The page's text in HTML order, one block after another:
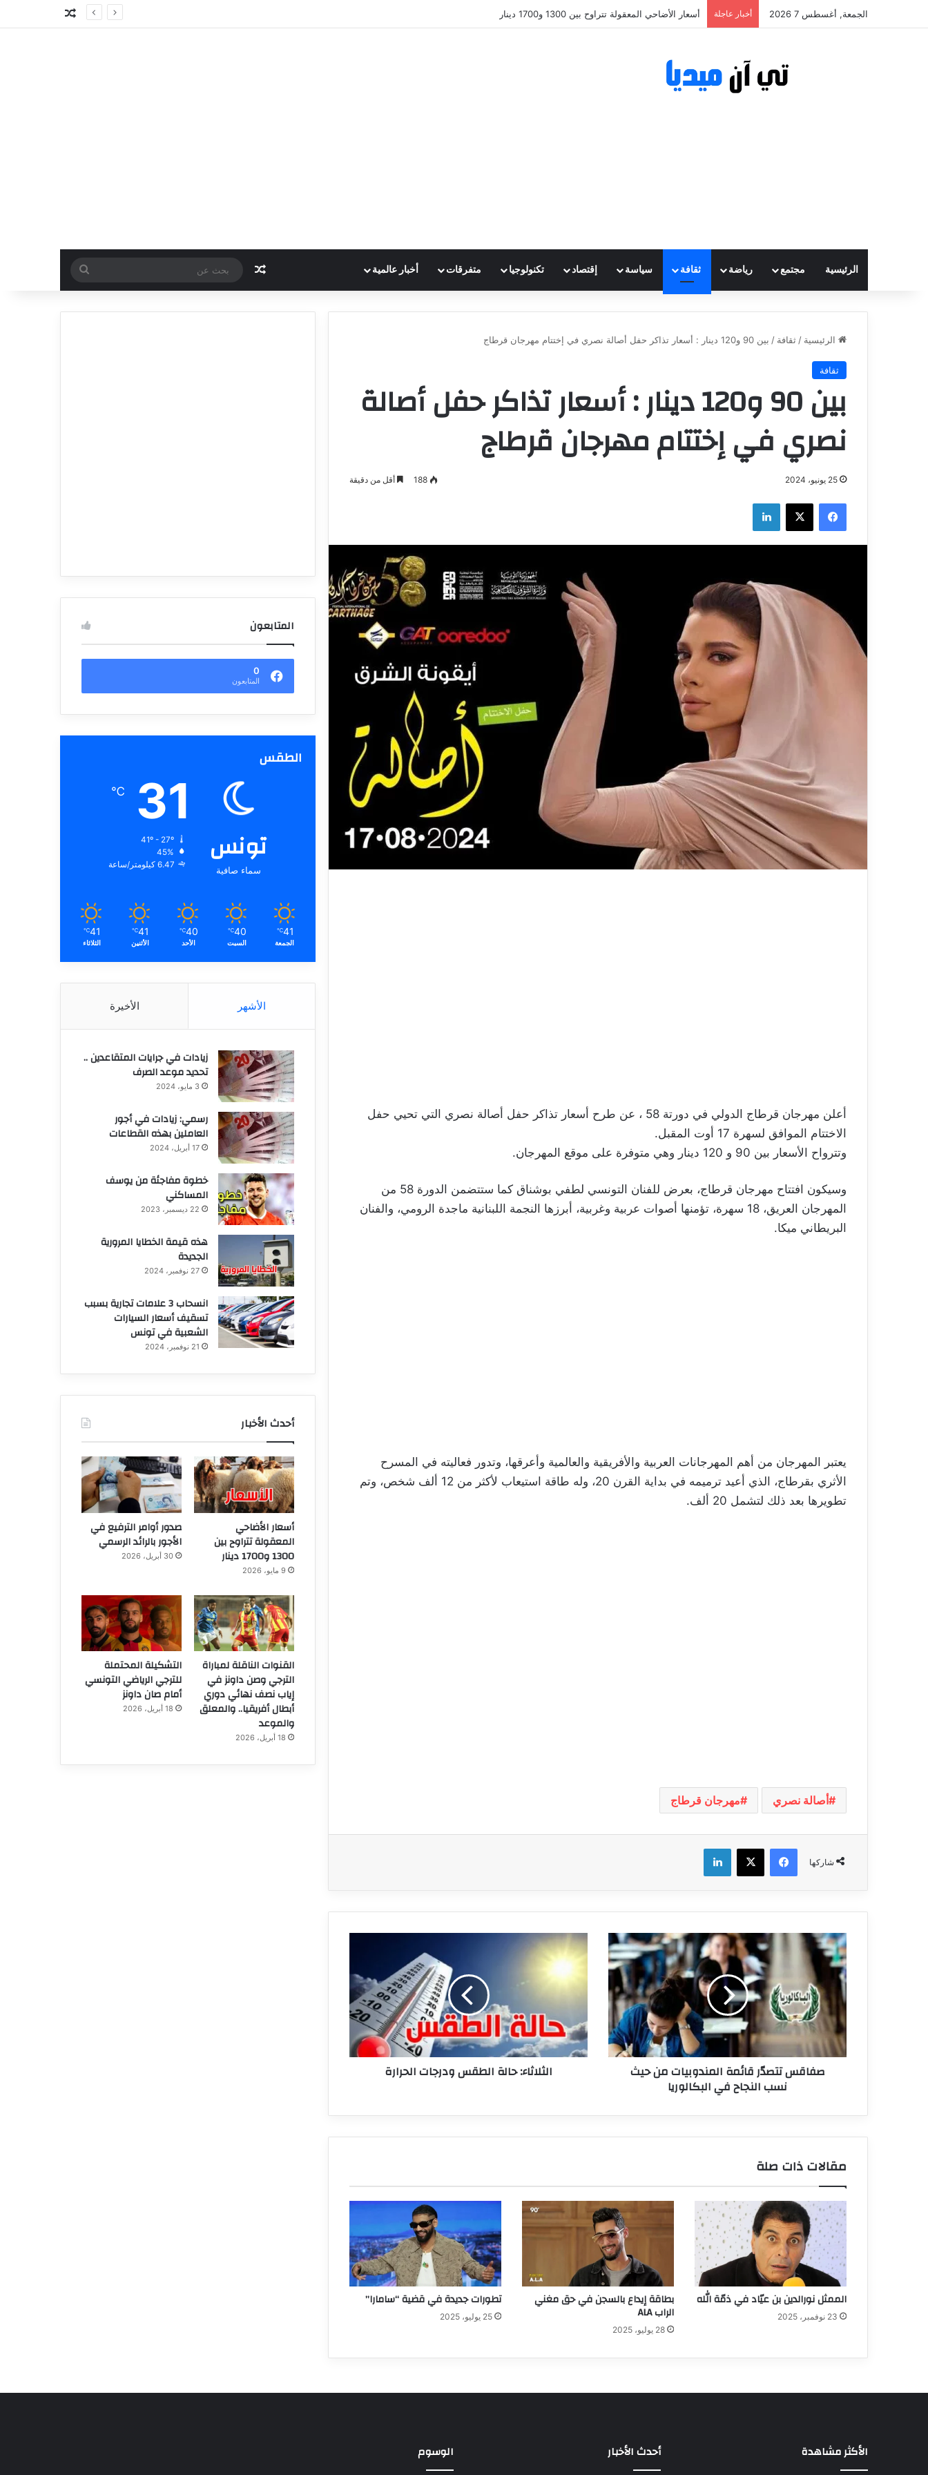
الجمعة, أغسطس 7 2026 أخبار عاجلة أسعار الأضاحي المعقولة تتراوح بين 1300 و1700 دينار مقال عشوائي
الرئيسية مجتمع رياضة ثقافة سياسة إقتصاد تكنولوجيا متفرقات أخبار عالمية مقال عشوائي
بحث
عن
الرئيسية / ثقافة / بين 90 و120 دينار : أسعار تذاكر حفل أصالة نصري في إختتام مهرجان قرطاج
ثقافة
بين 90 و120 دينار : أسعار تذاكر حفل أصالة
نصري في إختتام مهرجان قرطاج
25 يونيو، 2024 188 أقل من دقيقة
فيسبوك ‫X لينكدإن
أعلن مهرجان قرطاج الدولي في دورتة 58 ، عن طرح أسعار تذاكر حفل أصالة نصري التي تحيي حفل
الاختتام الموافق لسهرة 17 أوت المقبل.
وتترواح الأسعار بين 90 و 120 دينار وهي متوفرة على موقع المهرجان.
وسيكون افتتاح مهرجان قرطاج، بعرض للفنان التونسي لطفي بوشناق كما ستتضمن الدورة 58 من
المهرجان العريق، 18 سهرة، تؤمنها أصوات عربية وغربية، أبرزها النجمة اللبنانية ماجدة الرومي، والفنان
البريطاني ميكا.
يعتبر المهرجان من أهم المهرجانات العربية والأفريقية والعالمية وأعرقها، وتدور فعاليته في المسرح
الأثري بقرطاج، الذي أعيد ترميمه في بداية القرن 20، وله طاقة استيعاب لأكثر من 12 ألف شخص، وتم
تطويرها بعد ذلك لتشمل 20 ألف.
أصالة نصري مهرجان قرطاج
شاركها
فيسبوك ‫X لينكدإن
صفاقس
تتصدّر
قائمة
المندوبيات
من
حيث
نسب
النجاح
في
البكالورياصفاقس تتصدّر قائمة المندوبيات من حيث
نسب النجاح في البكالوريا
الثلاثاء:
حالة
ودرجات
الحرارة
الثلاثاء: حالة الطقس ودرجات الحرارة
مقالات ذات صلة
الممثل نورالدين بن عيّاد في ذمّة الله
23 نوفمبر، 2025
بطاقة إيداع بالسجن في حق مغني
الراب ALA
28 يوليو، 2025
تطورات جديدة في قضية “سامارا”
25 يوليو، 2025
المتابعون
0
المتابعون
الطقس
تونس
سماء صافية
31
℃
45%
6.47 كيلومتر/ساعة
41
℃
الجمعة
40
℃
السبت
40
℃
الأحد
41
℃
الأثنين
41
℃
الثلاثاء
الأشهر الأخيرة
زيادات في جرايات المتقاعدين ..
تحديد موعد الصرف
3 مايو، 2024
رسمي: زيادات في أجور
العاملين بهذه القطاعات
17 أبريل، 2024
خطوة مفاجئة من يوسف
المساكني
22 ديسمبر، 2023
هذه قيمة الخطايا المرورية
الجديدة
27 نوفمبر، 2024
انسحاب 3 علامات تجارية بسبب
تسقيف أسعار السيارات
الشعبية في تونس
21 نوفمبر، 2024
أحدث الأخبار
أسعار الأضاحي
المعقولة تتراوح بين
1300 و1700 دينار
9 مايو، 2026
صدور أوامر الترفيع في
الأجور بالرائد الرسمي
30 أبريل، 2026
القنوات الناقلة لمباراة
الترجي وصن داونز في
إياب نصف نهائي دوري
أبطال أفريقيا.. والمعلق
والموعد
18 أبريل، 2026
التشكيلة المحتملة
للترجي الرياضي التونسي
أمام صان داونز
18 أبريل، 2026
الأكثر مشاهدة أحدث الأخبار الوسوم